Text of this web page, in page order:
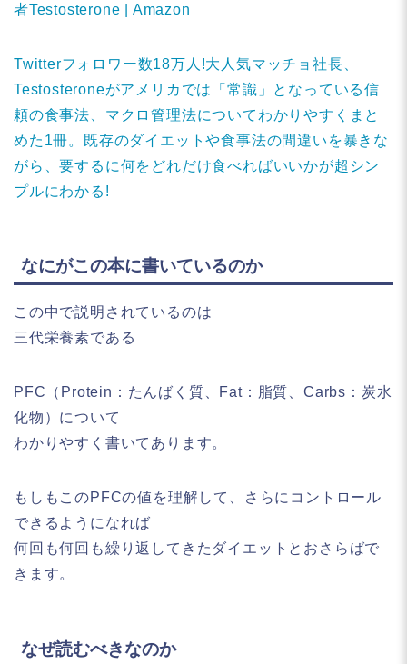
者Testosterone | Amazon
Twitterフォロワー数18万人!大人気マッチョ社長、
Testosteroneがアメリカでは「常識」となっている信
頼の食事法、マクロ管理法についてわかりやすくまと
めた1冊。既存のダイエットや食事法の間違いを暴きな
がら、要するに何をどれだけ食べればいいかが超シン
プルにわかる!
なにがこの本に書いているのか
この中で説明されているのは
三代栄養素である
PFC（ Protein：たんばく質、 Fat：脂質、Carbs：炭水
化物 ） について
わかりやすく書いてあります。
もしもこのPFCの値を理解して、さらにコントロール
できるようになれば
何回も何回も繰り返してきたダイエットとおさらばで
きます。
なぜ読むべきなのか